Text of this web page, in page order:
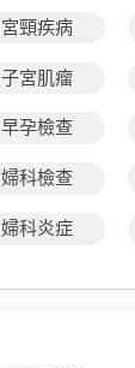
宮頸疾病
子宮肌瘤
早孕檢查
婦科檢查
婦科炎症